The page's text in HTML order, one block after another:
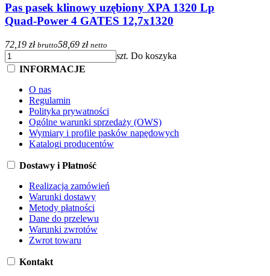
Pas pasek klinowy uzębiony XPA 1320 Lp
Quad-Power 4 GATES 12,7x1320
72,19 zł brutto58,69 zł netto
szt. Do koszyka
INFORMACJE
O nas
Regulamin
Polityka prywatności
Ogólne warunki sprzedaży (OWS)
Wymiary i profile pasków napędowych
Katalogi producentów
Dostawy i Płatność
Realizacja zamówień
Warunki dostawy
Metody płatności
Dane do przelewu
Warunki zwrotów
Zwrot towaru
Kontakt